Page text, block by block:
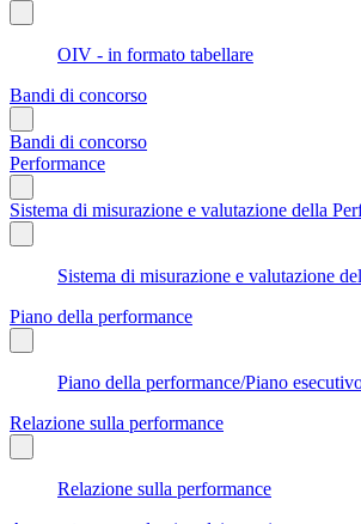
OIV - in formato tabellare
Bandi di concorso
Bandi di concorso
Performance
Sistema di misurazione e valutazione della
Sistema di misurazione e valutazione
Piano della performance
Piano della performance/Piano
Relazione sulla performance
Relazione sulla performance